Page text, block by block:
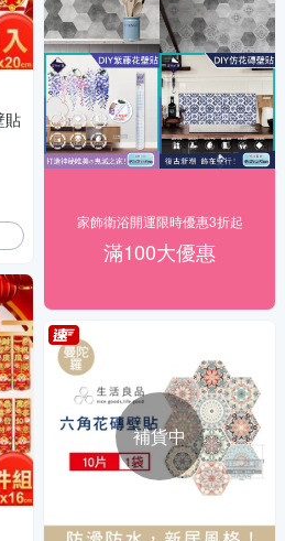
貼
家飾衛浴開運限時優惠3折起
滿100大優惠
補貨中